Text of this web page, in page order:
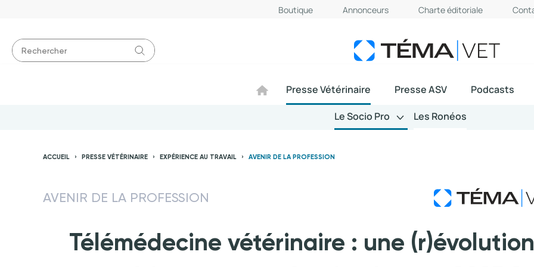
Boutique Annonceurs Charte éditoriale
Presse Vétérinaire
Le Socio Pro Les Ronéos
Presse ASV Podcasts
ACCUEIL PRESSE VÉTÉRINAIRE EXPÉRIENCE AU TRAVAIL AVENIR DE LA PROFESSION
AVENIR DE LA PROFESSION
Télémédecine vétérinaire : une (r)évolution